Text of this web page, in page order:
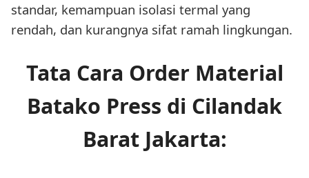
standar, kemampuan isolasi termal yang
rendah, dan kurangnya sifat ramah lingkungan.
Tata Cara Order Material
Batako Press di Cilandak
Barat Jakarta: